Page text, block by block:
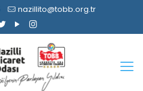
nazillito@tobb.org.tr